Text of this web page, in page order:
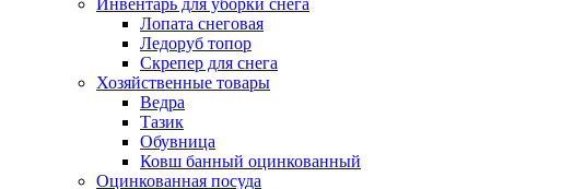
Лопата снеговая
Ледоруб топор
Скрепер для снега
Хозяйственные товары
Ведра
Тазик
Обувница
Ковш банный оцинкованный
Оцинкованная посуда